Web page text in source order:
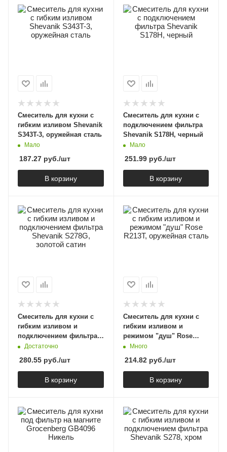
Смеситель для кухни с
гибким изливом Shevanik
S343T-3, оружейная сталь
Мало
187.27 руб./шт
В корзину
Смеситель для кухни с
подключением фильтра
Shevanik S178H, черный
Мало
251.99руб./шт
В корзину
Смеситель для кухни с
гибким изливом и
подключением фильтра
Shevanik S278G, золотой
Достаточно
280.55 руб./шт
В корзину
Смеситель для кухни с
гибким изливом и
режимом "душ" Rose
R213T, оружейная сталь
Много
214.82руб./шт
В корзину